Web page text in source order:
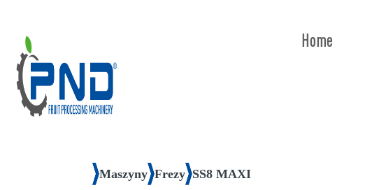
Home
Maszyny Frezy SS8 MAXI